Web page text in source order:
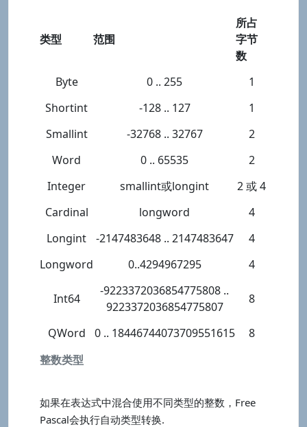
整数类型
类型 范围
所占
字节
数
Byte
0 .. 255
1
Shortint
-128 .. 127
1
Smallint
-32768 .. 32767
2
Word
0 .. 65535
2
Integer
smallint或longint
2 或 4
Cardinal
longword
4
Longint
-2147483648 .. 2147483647
4
Longword
0..4294967295 4
Int64
-9223372036854775808 ..
9223372036854775807
8
QWord 0 .. 18446744073709551615 8
如果在表达式中混合使用不同类型的整数，Free
Pascal会执行自动类型转换.